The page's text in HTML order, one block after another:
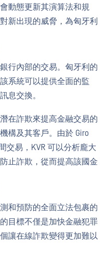
動態更新其演算法和規
新出現的威脅，為匈牙利
行內部的交易。匈牙利的
系統可以提供全面的監
息交換。
在詐欺來提高金融交易的
構及其客戶。由於 Giro
交易，KVR 可以分析龐大
止詐欺，從而提高該國金
和預防的全面立法包裹的
目標不僅是加快金融犯罪
讓在線詐欺變得更加難以